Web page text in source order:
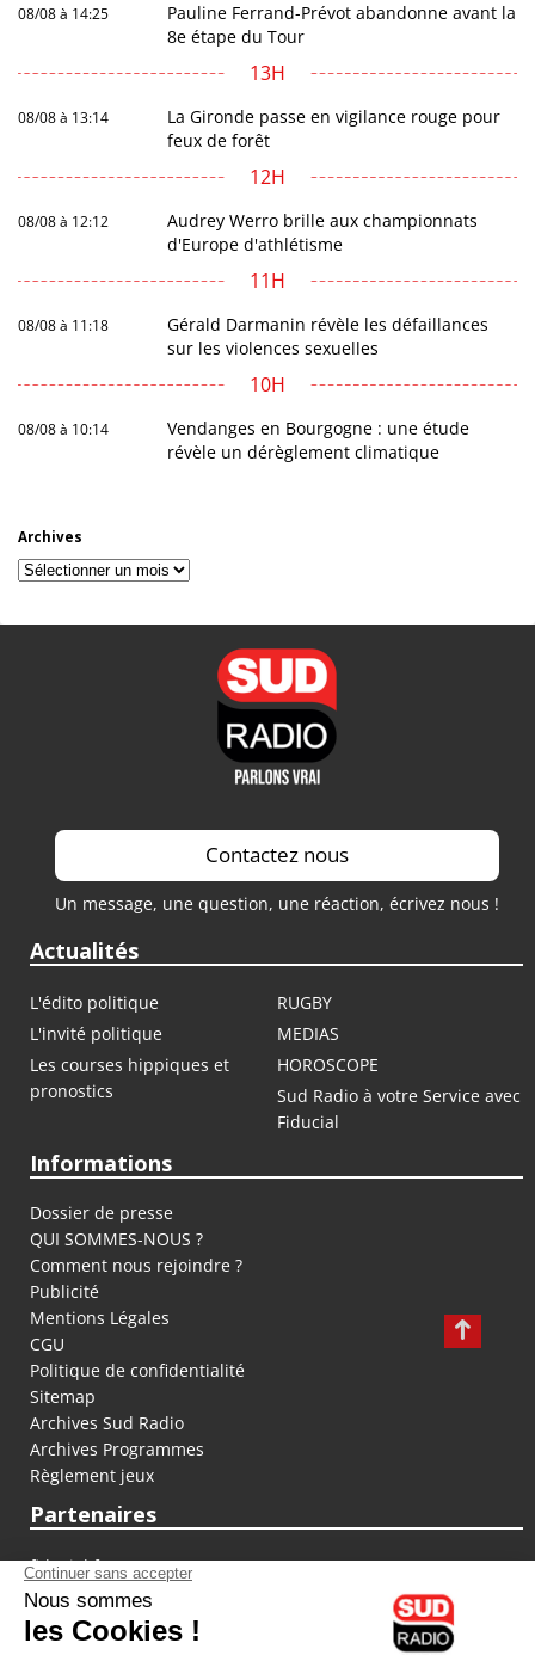
08/08 à 14:25
Pauline Ferrand-Prévot abandonne avant la
8e étape du Tour
13H
08/08 à 13:14
La Gironde passe en vigilance rouge pour
feux de forêt
12H
08/08 à 12:12
Audrey Werro brille aux championnats
d'Europe d'athlétisme
11H
08/08 à 11:18
Gérald Darmanin révèle les défaillances
sur les violences sexuelles
10H
08/08 à 10:14
Vendanges en Bourgogne : une étude
révèle un dérèglement climatique
Archives
Archives
Contactez nous
Un message, une question, une réaction, écrivez nous !
Actualités
L'édito politique
RUGBY
L'invité politique
MEDIAS
Les courses hippiques et
pronostics
HOROSCOPE
Sud Radio à votre Service avec
Fiducial
Informations
Dossier de presse
QUI SOMMES-NOUS ?
Comment nous rejoindre ?
Publicité
Mentions Légales
CGU
Politique de confidentialité
Sitemap
Archives Sud Radio
Archives Programmes
Règlement jeux
Partenaires
fiducial.fr
lyoncapitale.fr
olympique-et-lyonnais.com